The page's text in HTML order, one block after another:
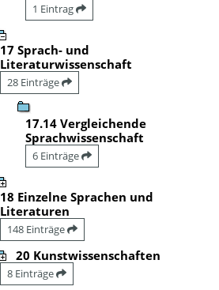
1 Eintrag
17 Sprach- und
Literaturwissenschaft
28 Einträge
17.14 Vergleichende
Sprachwissenschaft
6 Einträge
18 Einzelne Sprachen und
Literaturen
148 Einträge
20 Kunstwissenschaften
8 Einträge